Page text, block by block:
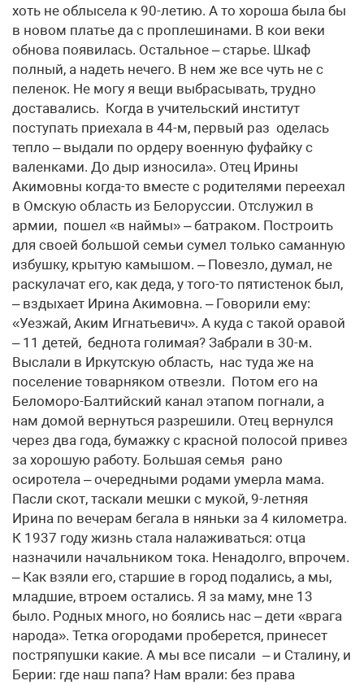
хоть не облысела к 90-летию. А то хороша была бы
в новом платье да с проплешинами. В кои веки
обнова появилась. Остальное – старье. Шкаф
полный, а надеть нечего. В нем же все чуть не с
пеленок. Не могу я вещи выбрасывать, трудно
доставались. Когда в учительский институт
поступать приехала в 44-м, первый раз оделась
тепло – выдали по ордеру военную фуфайку с
валенками. До дыр износила». Отец Ирины
Акимовны когда-то вместе с родителями переехал
в Омскую область из Белоруссии. Отслужил в
армии, пошел «в наймы» – батраком. Построить
для своей большой семьи сумел только саманную
избушку, крытую камышом. – Повезло, думал, не
раскулачат его, как деда, у того-то пятистенок был,
– вздыхает Ирина Акимовна. – Говорили ему:
«Уезжай, Аким Игнатьевич». А куда с такой оравой
– 11 детей, беднота голимая? Забрали в 30-м.
Выслали в Иркутскую область, нас туда же на
поселение товарняком отвезли. Потом его на
Беломоро-Балтийский канал этапом погнали, а
нам домой вернуться разрешили. Отец вернулся
через два года, бумажку с красной полосой привез
за хорошую работу. Большая семья рано
осиротела – очередными родами умерла мама.
Пасли скот, таскали мешки с мукой, 9-летняя
Ирина по вечерам бегала в няньки за 4 километра.
К 1937 году жизнь стала налаживаться: отца
назначили начальником тока. Ненадолго, впрочем.
– Как взяли его, старшие в город подались, а мы,
младшие, втроем остались. Я за маму, мне 13
было. Родных много, но боялись нас – дети «врага
народа». Тетка огородами проберется, принесет
постряпушки какие. А мы все писали – и Сталину, и
Берии: где наш папа? Нам врали: без права